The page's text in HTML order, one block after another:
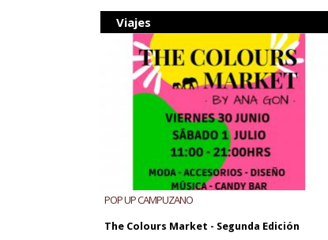
Viajes
POP UP CAMPUZANO
The Colours Market - Segunda Edición